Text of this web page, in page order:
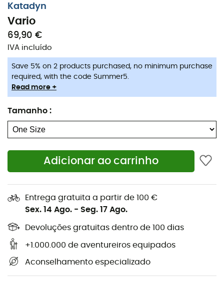
Katadyn
Vario
69,90 €
IVA incluído
Save 5% on 2 products purchased, no minimum purchase
required, with the code Summer5.
Read more +
Tamanho :
Adicionar ao carrinho
Entrega gratuita a partir de 100 €
Sex. 14 Ago. - Seg. 17 Ago.
Devoluções gratuitas dentro de 100 dias
+1.000.000 de aventureiros equipados
Aconselhamento especializado